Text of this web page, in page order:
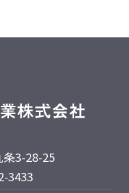
3-28-25
3433